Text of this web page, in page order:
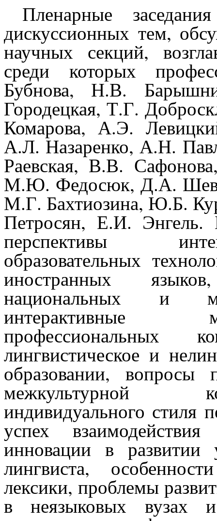
Пленарные
дискуссионных тем,
научных секций,
среди которых
Бубнова, Н.В.
Городецкая, Т.Г.
Комарова, А.Э.
А.Л.Назаренко, А.Н.
Раевская, В.В.
М.Ю. Федосюк, Д.А.
М.Г. Бахтиозина, Ю.Б.
Петросян, Е.И.
перспективы
образовательных
иностранных
национальных и
интерактивные
профессиональных
лингвистическое и
образовании, вопросы
межкультурной
индивидуального стиля
успех
инновации в развитии
лингвиста,
лексики, проблемы
в неязыковых вузах